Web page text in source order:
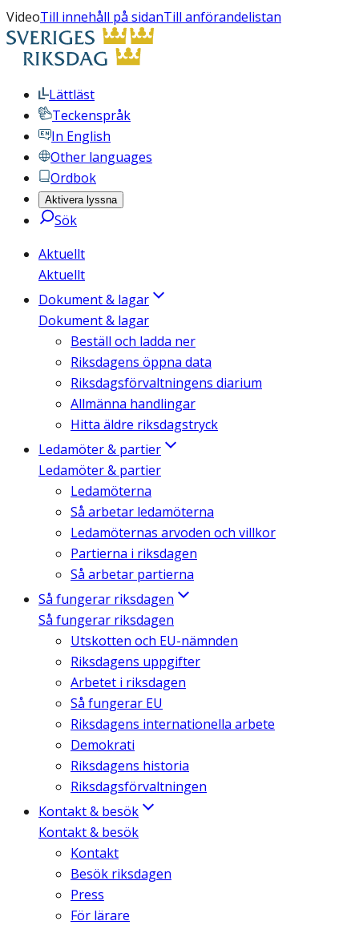
VideoTill innehåll på sidanTill anförandelistan
Lättläst
Teckenspråk
In English
Other languages
Ordbok
Aktivera lyssna
Sök
Aktuellt
Aktuellt
Dokument & lagar
Dokument & lagar
Beställ och ladda ner
Riksdagens öppna data
Riksdagsförvaltningens diarium
Allmänna handlingar
Hitta äldre riksdagstryck
Ledamöter & partier
Ledamöter & partier
Ledamöterna
Så arbetar ledamöterna
Ledamöternas arvoden och villkor
Partierna i riksdagen
Så arbetar partierna
Så fungerar riksdagen
Så fungerar riksdagen
Utskotten och EU-nämnden
Riksdagens uppgifter
Arbetet i riksdagen
Så fungerar EU
Riksdagens internationella arbete
Demokrati
Riksdagens historia
Riksdagsförvaltningen
Kontakt & besök
Kontakt & besök
Kontakt
Besök riksdagen
Press
För lärare